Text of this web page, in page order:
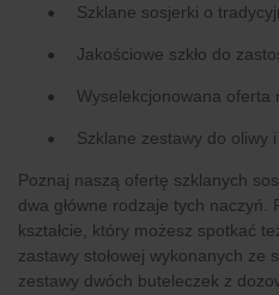
• Szklane sosjerki o
• Jakościowe szkło do
• Wyselekcjonowana oferta
• Szklane zestawy do oliwy
Poznaj naszą ofertę szklanych
dwa główne rodzaje tych naczyń.
kształcie, który możesz spotkać
zastawy stołowej wykonanych ze
zestawy dwóch buteleczek z